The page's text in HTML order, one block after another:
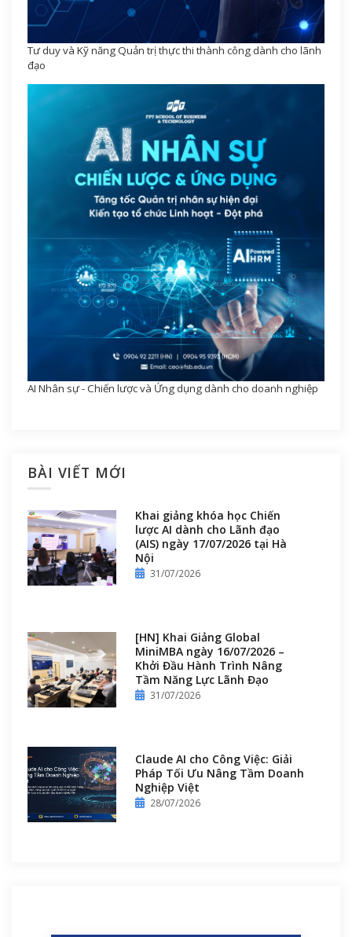
Tư duy và Kỹ năng Quản trị thực thi thành công dành cho lãnh
đạo
AI Nhân sự - Chiến lược và Ứng dụng dành cho doanh nghiệp
BÀI VIẾT MỚI
Khai giảng khóa học Chiến
lược AI dành cho Lãnh đạo
(AIS) ngày 17/07/2026 tại Hà
Nội
31/07/2026
[HN] Khai Giảng Global
MiniMBA ngày 16/07/2026 –
Khởi Đầu Hành Trình Nâng
Tầm Năng Lực Lãnh Đạo
31/07/2026
Claude AI cho Công Việc: Giải
Pháp Tối Ưu Nâng Tầm Doanh
Nghiệp Việt
28/07/2026